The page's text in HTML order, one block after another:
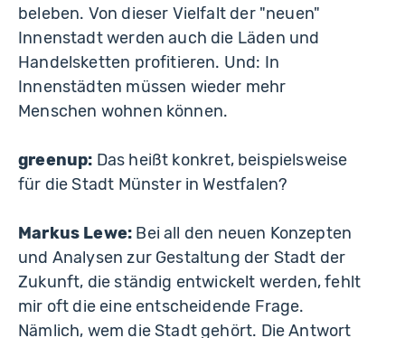
beleben. Von dieser Vielfalt der "neuen"
Innenstadt werden auch die Läden und
Handelsketten profitieren. Und: In
Innenstädten müssen wieder mehr
Menschen wohnen können.
greenup: Das heißt konkret, beispielsweise
für die Stadt Münster in Westfalen?
Markus Lewe: Bei all den neuen Konzepten
und Analysen zur Gestaltung der Stadt der
Zukunft, die ständig entwickelt werden, fehlt
mir oft die eine entscheidende Frage.
Nämlich, wem die Stadt gehört. Die Antwort